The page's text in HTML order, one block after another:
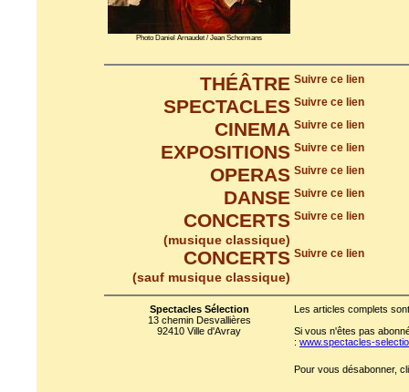
Photo Daniel Arnaudet / Jean Schormans
THÉÂTRE Suivre ce lien
SPECTACLES Suivre ce lien
CINEMA Suivre ce lien
EXPOSITIONS Suivre ce lien
OPERAS Suivre ce lien
DANSE Suivre ce lien
CONCERTS
(musique classique)
Suivre ce lien
CONCERTS
(sauf musique classique)
Suivre ce lien
Spectacles Sélection
13 chemin Desvallières
92410 Ville d'Avray
Les articles complets
Si vous n'êtes pas
: www.spectacles-
Pour vous désabonner,